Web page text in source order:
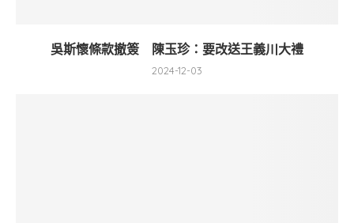
吳斯懷條款撤簽 陳玉珍：要改送王義川大禮
2024-12-03